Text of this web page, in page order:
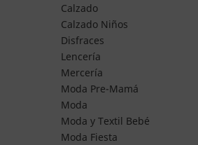
Calzado
Calzado Niños
Disfraces
Lencería
Mercería
Moda Pre-Mamá
Moda
Moda y Textil Bebé
Moda Fiesta